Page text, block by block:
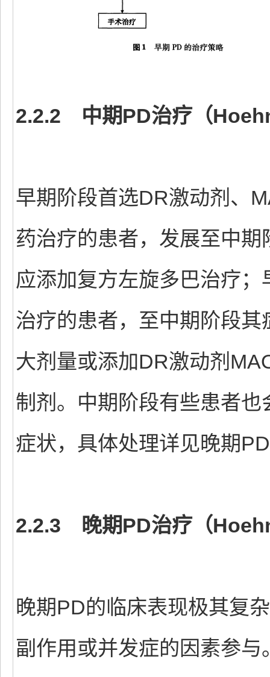
2.2.2 中期PD治疗（
早期阶段首选DR激动剂、
药治疗的患者，发展至中
应添加复方左旋多巴治疗
治疗的患者，至中期阶段
大剂量或添加DR激动剂
制剂。中期阶段有些患者
症状，具体处理详见晚期
2.2.3 晚期PD治疗（
晚期PD的临床表现极其复
副作用或并发症的因素参